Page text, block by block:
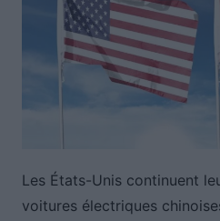
Les États-Unis continuent
voitures électriques